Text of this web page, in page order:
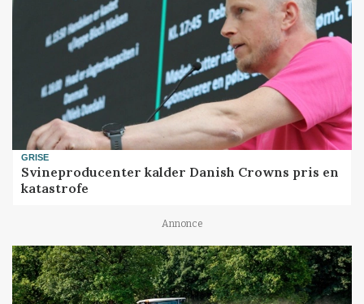
GRISE
Svineproducenter kalder Danish Crowns pris en
katastrofe
Annonce